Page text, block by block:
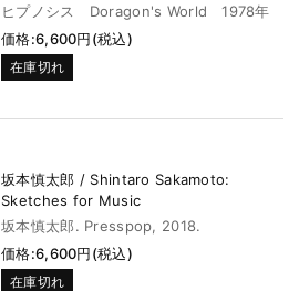
ヒプノシス Doragon's World 1978年
価格:6,600円(税込)
在庫切れ
坂本慎太郎 / Shintaro Sakamoto:
Sketches for Music
坂本慎太郎. Presspop, 2018.
価格:6,600円(税込)
在庫切れ